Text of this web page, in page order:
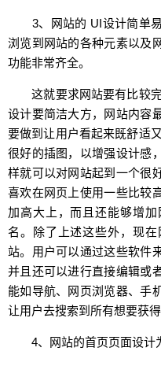
3、网站的 UI设计简单易
浏览到网站的各种元素以及
功能非常齐全。
这就要求网站要有比较完
设计要简洁大方，网站内容
要做到让用户看起来既舒适
很好的插图，以增强设计感
样就可以对网站起到一个很
喜欢在网页上使用一些比较
加高大上，而且还能够增
名。除了上述这些外，现
站。用户可以通过这些软件
并且还可以进行直接编辑或
能如导航、网页浏览器、手
让用户去搜索到所有想要获得
4、网站的首页页面设计为